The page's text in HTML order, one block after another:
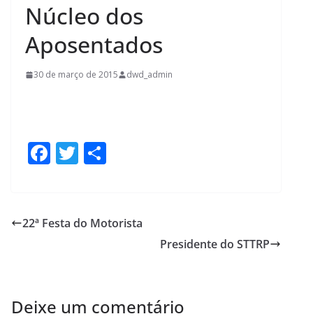
Núcleo dos
Aposentados
30 de março de 2015 dwd_admin
F
b
T
er e
22ª Festa do Motorista
Presidente do STTRP
Deixe um comentário